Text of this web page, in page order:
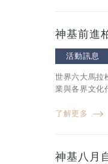
神基前進
活動訊息
世界六大馬拉
業與各界文化
了解更多
神基八月